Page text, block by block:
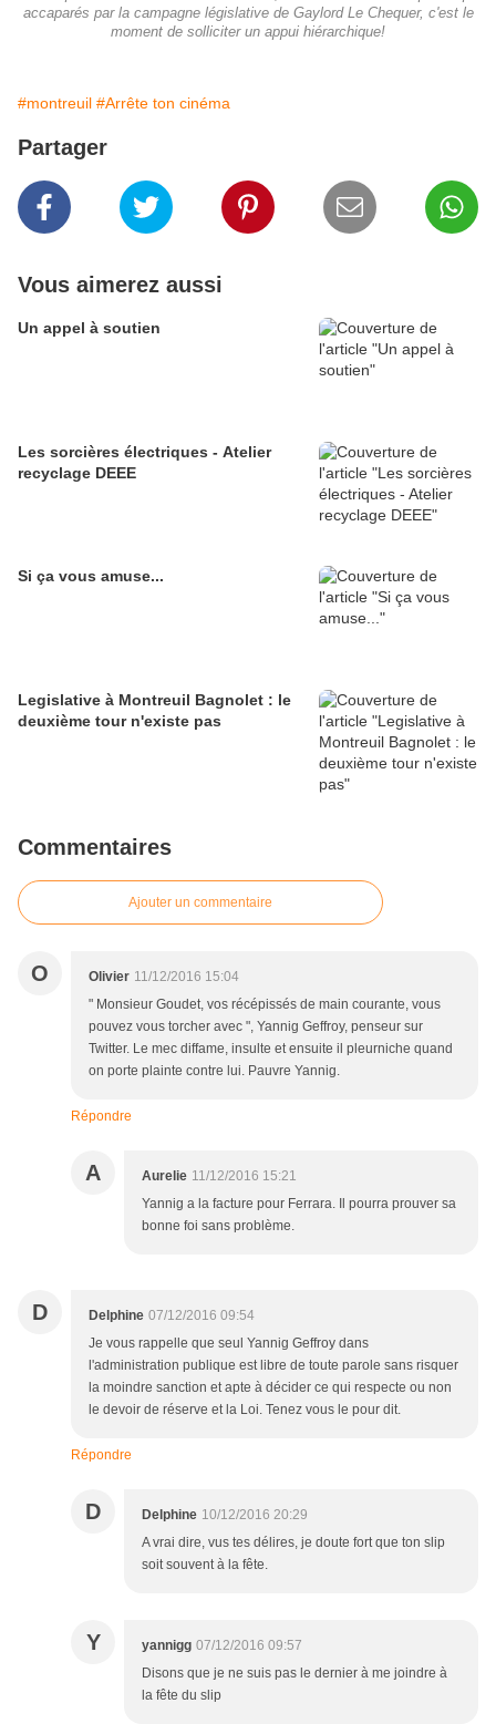
accaparés par la campagne législative de Gaylord Le Chequer, c'est le
moment de solliciter un appui hiérarchique!
#montreuil #Arrête ton cinéma
Partager
Vous aimerez aussi
Un appel à soutien
Les sorcières électriques - Atelier
recyclage DEEE
Si ça vous amuse...
Legislative à Montreuil Bagnolet : le
deuxième tour n'existe pas
Commentaires
Ajouter un commentaire
O Olivier 11/12/2016 15:04
" Monsieur Goudet, vos récépissés de main courante, vous
pouvez vous torcher avec ", Yannig Geffroy, penseur sur
Twitter. Le mec diffame, insulte et ensuite il pleurniche quand
on porte plainte contre lui. Pauvre Yannig.
Répondre
A Aurelie 11/12/2016 15:21
Yannig a la facture pour Ferrara. Il pourra prouver sa
bonne foi sans problème.
D Delphine 07/12/2016 09:54
Je vous rappelle que seul Yannig Geffroy dans
l'administration publique est libre de toute parole sans risquer
la moindre sanction et apte à décider ce qui respecte ou non
le devoir de réserve et la Loi. Tenez vous le pour dit.
Répondre
D Delphine 10/12/2016 20:29
A vrai dire, vus tes délires, je doute fort que ton slip
soit souvent à la fête.
Y yannigg 07/12/2016 09:57
Disons que je ne suis pas le dernier à me joindre à
la fête du slip